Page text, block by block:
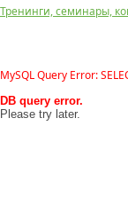
Тренинги, семинары,
MySQL Query Error:
DB query error.
Please try later.